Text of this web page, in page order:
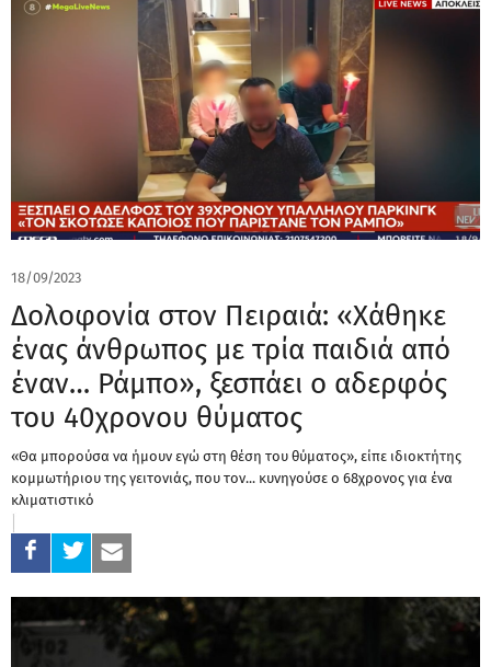
18/09/2023
Δολοφονία στον Πειραιά: «Χάθηκε
ένας άνθρωπος με τρία παιδιά από
έναν… Ράμπο», ξεσπάει ο αδερφός
του 40χρονου θύματος
«Θα μπορούσα να ήμουν εγώ στη θέση του θύματος», είπε ιδιοκτήτης
κομμωτήριου της γειτονιάς, που τον... κυνηγούσε ο 68χρονος για ένα
κλιματιστικό